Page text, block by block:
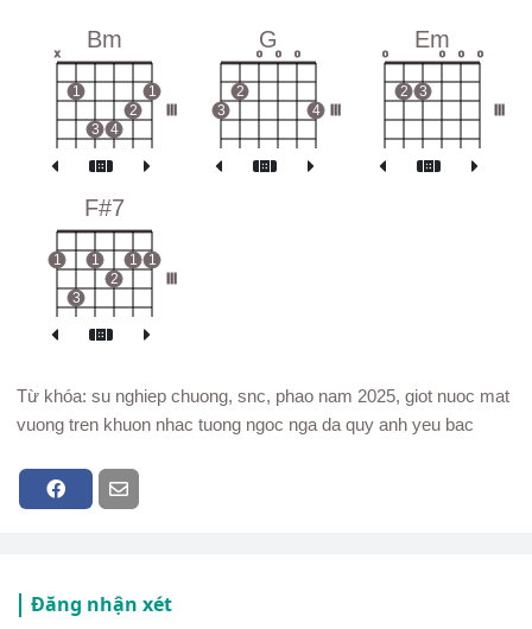
Bm
x
1
3 4
2
1
G
3
2
o o o
4
Em
o
2 3
o o o
F#7
1
3
1
2
1 1
Từ khóa: su nghiep chuong, snc, phao nam 2025, giot nuoc mat
vuong tren khuon nhac tuong ngoc nga da quy anh yeu bac
Đăng nhận xét